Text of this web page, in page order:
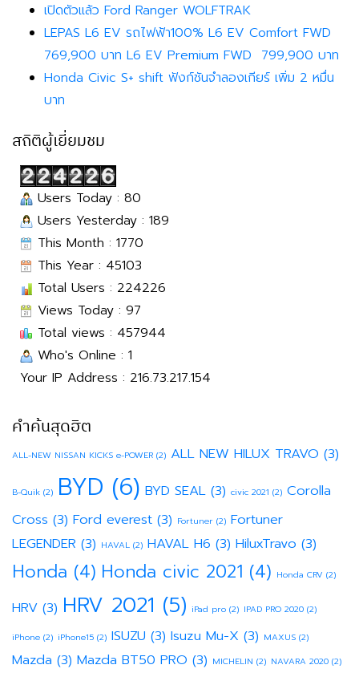
เปิดตัวแล้ว Ford Ranger WOLFTRAK
LEPAS L6 EV รถไฟฟ้า100% L6 EV Comfort FWD
769,900 บาท L6 EV Premium FWD 799,900 บาท
Honda Civic S+ shift ฟังก์ชันจำลองเกียร์ เพิ่ม 2 หมื่น
บาท
สถิติผู้เยี่ยมชม
Users Today : 80
Users Yesterday : 189
This Month : 1770
This Year : 45103
Total Users : 224226
Views Today : 97
Total views : 457944
Who's Online : 1
Your IP Address : 216.73.217.154
คำค้นสุดฮิต
ALL-NEW NISSAN KICKS e-POWER (2) ALL NEW HILUX TRAVO (3)
B-Quik (2) BYD (6) BYD SEAL (3) civic 2021 (2) Corolla
Cross (3) Ford everest (3) Fortuner (2) Fortuner
LEGENDER (3) HAVAL (2) HAVAL H6 (3) HiluxTravo (3)
Honda (4) Honda civic 2021 (4) Honda CRV (2)
HRV (3) HRV 2021 (5) iPad pro (2) IPAD PRO 2020 (2)
iPhone (2) iPhone15 (2) ISUZU (3) Isuzu Mu-X (3) MAXUS (2)
Mazda (3) Mazda BT50 PRO (3) MICHELIN (2) NAVARA 2020 (2)